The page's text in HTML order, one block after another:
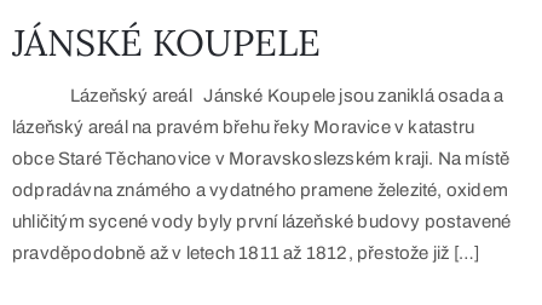
JÁNSKÉ KOUPELE
Lázeňský areál Jánské Koupele jsou zaniklá osada a
lázeňský areál na pravém břehu řeky Moravice v katastru
obce Staré Těchanovice v Moravskoslezském kraji. Na místě
odpradávna známého a vydatného pramene železité, oxidem
uhličitým sycené vody byly první lázeňské budovy postavené
pravděpodobně až v letech 1811 až 1812, přestože již […]